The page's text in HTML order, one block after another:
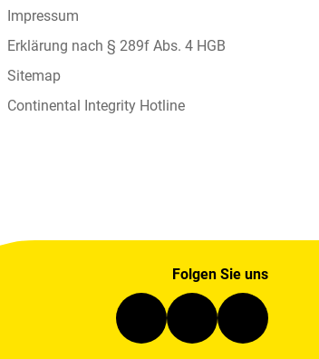
Impressum
Erklärung nach § 289f Abs. 4 HGB
Sitemap
Continental Integrity Hotline
Folgen Sie uns